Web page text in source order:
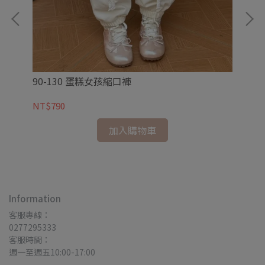
90-130 蛋糕女孩縮口褲
NT$790
加入購物車
Information
客服專線：
0277295333
客服時間：
週一至週五10:00-17:00